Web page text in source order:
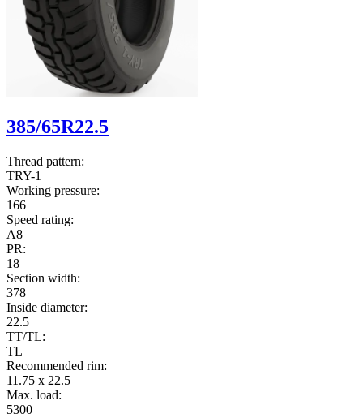
385/65R22.5
Thread pattern:
TRY-1
Working pressure:
166
Speed rating:
A8
PR:
18
Section width:
378
Inside diameter:
22.5
TT/TL:
TL
Recommended rim:
11.75 x 22.5
Max. load:
5300